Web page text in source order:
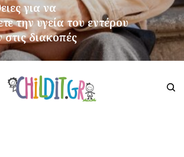
για να
την υγεία του εντέρου
διακοπές